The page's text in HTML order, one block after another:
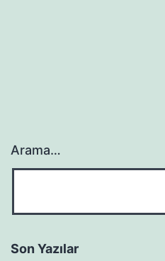
Arama…
Son Yazılar